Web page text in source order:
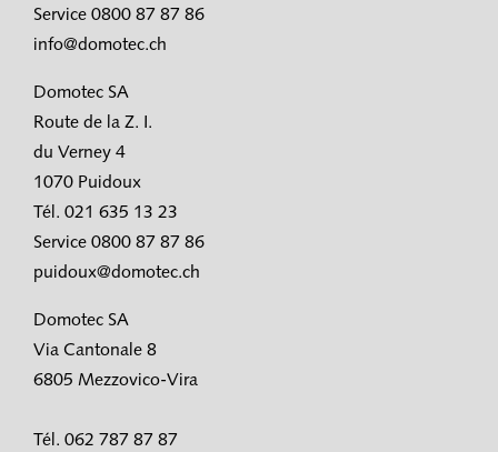
Service 0800 87 87 86
info@domotec.ch
Domotec SA
Route de la Z. I.
du Verney 4
1070 Puidoux
Tél. 021 635 13 23
Service 0800 87 87 86
puidoux@domotec.ch
Domotec SA
Via Cantonale 8
6805 Mezzovico-Vira
Tél. 062 787 87 87